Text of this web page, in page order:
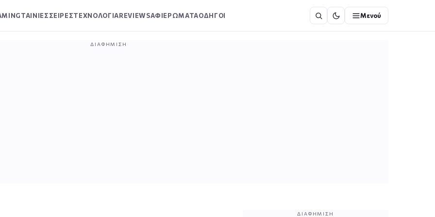
ΤΑΙΝΙΕΣΣΕΙΡΕΣΤΕΧΝΟΛΟΓΙΑREVIEWSΑΦΙΕΡΩΜΑΤΑΟΔΗΓΟΙ Μενού
ΔΙΑΦΉΜΙΣΗ
ΔΙΑΦΉΜΙΣΗ